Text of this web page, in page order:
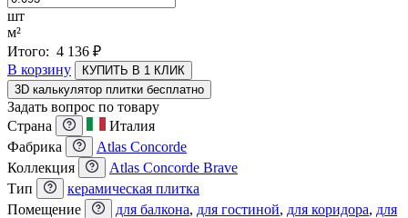
шт
м²
Итого: 4 136 ₽
В корзину
КУПИТЬ В 1 КЛИК
3D калькулятор плитки бесплатно
Задать вопрос по товару
Страна
Италия
Фабрика
Atlas Concorde
Коллекция
Atlas Concorde Brave
Тип
керамическая плитка
Помещение
для балкона, для гостиной, для коридора, для